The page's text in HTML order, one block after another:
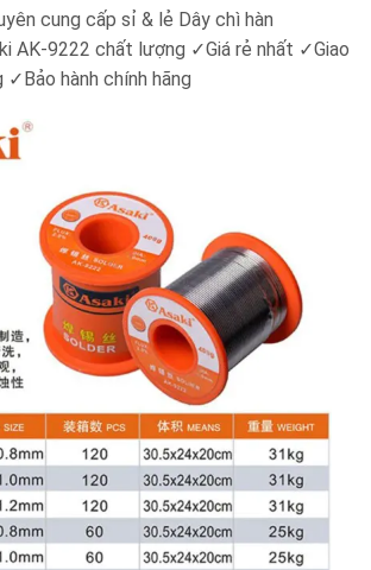
cung cấp sỉ & lẻ Dây chì hàn
AK-9222 chất lượng ✓Giá rẻ nhất ✓Giao
✓Bảo hành chính hãng